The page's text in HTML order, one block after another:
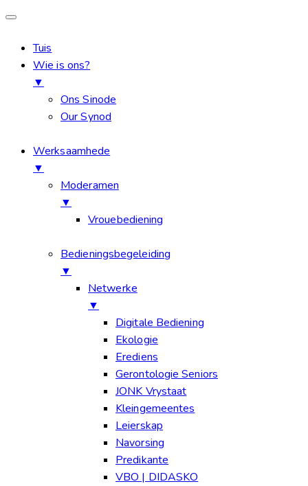
Tuis
Wie is ons?
▼
Ons Sinode
Our Synod
Werksaamhede
▼
Moderamen
▼
Vrouebediening
Bedieningsbegeleiding
▼
Netwerke
▼
Digitale Bediening
Ekologie
Erediens
Gerontologie Seniors
JONK Vrystaat
Kleingemeentes
Leierskap
Navorsing
Predikante
VBO | DIDASKO